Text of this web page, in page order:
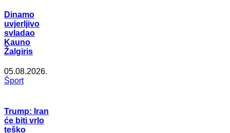
Dinamo
uvjerljivo
svladao
Kauno
Žalgiris
05.08.2026.
Šport
Trump: Iran
će biti vrlo
teško